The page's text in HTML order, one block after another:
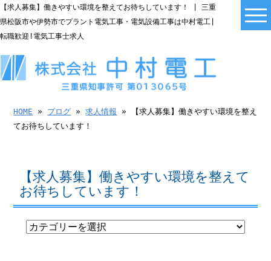
【求人募集】働きやすい環境を整えてお待ちしています！ | 三重
県松阪市や伊勢市でプラント電気工事・電気設備工事は中村電工|
転職歓迎!電気工事士求人
HOME » ブログ »求人情報 » 【求人募集】働きやすい環境を整え
てお待ちしています！
【求人募集】働きやすい環境を整えて
お待ちしています！